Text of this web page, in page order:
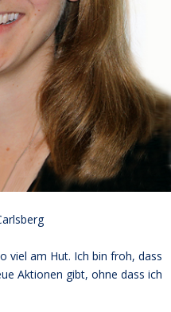
viel am Hut. Ich bin froh, dass
Aktionen gibt, ohne dass ich